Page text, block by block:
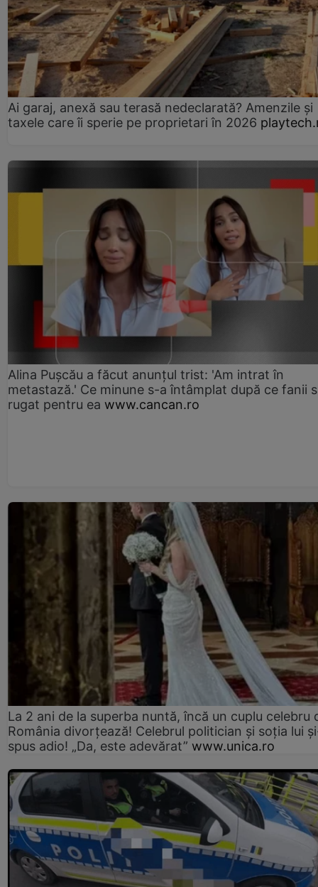
Ai garaj, anexă sau terasă nedeclarată? Amenzile și
taxele care îi sperie pe proprietari în 2026
Alina Pușcău a făcut anunțul trist: 'Am intrat în
metastază.' Ce minune s-a întâmplat după ce fanii
rugat pentru ea www.cancan.ro
La 2 ani de la superba nuntă, încă un cuplu celebru
România divorțează! Celebrul politician și soția lui
spus adio! „Da, este adevărat” www.unica.ro